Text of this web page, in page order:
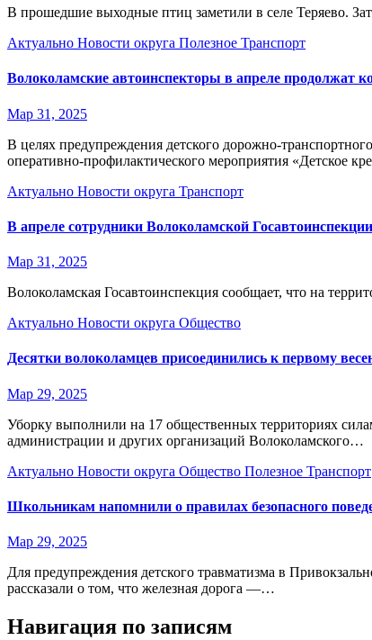
В прошедшие выходные птиц заметили в селе Теряево.
Актуально Новости округа Полезное Транспорт
Волоколамские автоинспекторы в апреле продолжат
Мар 31, 2025
В целях предупреждения детского дорожно-
оперативно-профилактического мероприятия «Детское
Актуально Новости округа Транспорт
В апреле сотрудники Волоколамской
Мар 31, 2025
Волоколамская Госавтоинспекция сообщает, что на
Актуально Новости округа Общество
Десятки волоколамцев присоединились к первому
Мар 29, 2025
Уборку выполнили на 17 общественных территориях
администрации и других организаций Волоколамского…
Актуально Новости округа Общество Полезное Транспорт
Школьникам напомнили о правилах безопасного
Мар 29, 2025
Для предупреждения детского травматизма в
рассказали о том, что железная дорога —…
Навигация по записям